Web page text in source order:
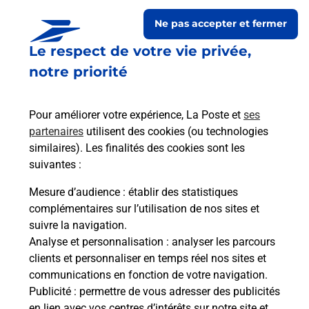
Le respect de votre vie privée,
notre priorité
Pour améliorer votre expérience, La Poste et ses
partenaires utilisent des cookies (ou technologies
similaires). Les finalités des cookies sont les
suivantes :
Mesure d’audience : établir des statistiques
complémentaires sur l’utilisation de nos sites et
suivre la navigation.
Analyse et personnalisation : analyser les parcours
clients et personnaliser en temps réel nos sites et
communications en fonction de votre navigation.
Publicité : permettre de vous adresser des publicités
Ne pas accepter et fermer
Boîte aux lettres La Poste
Prochaine collecte du courrier vendredi
08h30
1 Rue De L Industrie
39260 Meussia
Itinéraire
Le lien s'ouvre dans un nouvel onglet